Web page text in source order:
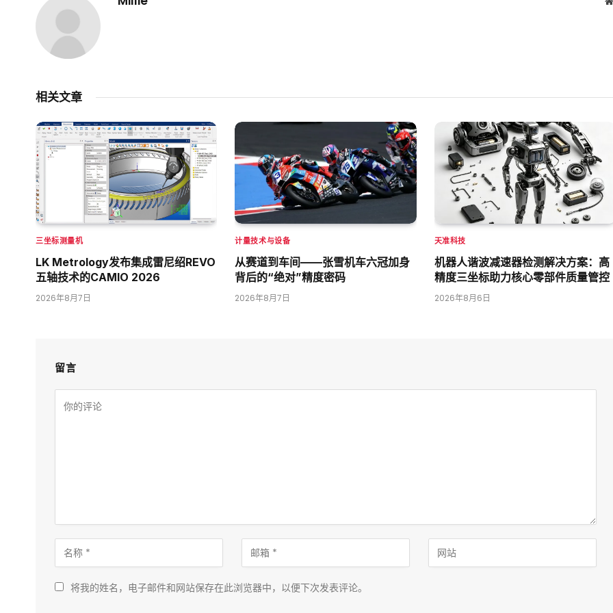
相关文章
三坐标测量机
LK Metrology发布集成雷尼绍REVO
五轴技术的CAMIO 2026
2026年8月7日
计量技术与设备
从赛道到车间——张雪机车六冠加身
背后的“绝对”精度密码
2026年8月7日
天准科技
机器人谐波减速器检测解决方案：高
精度三坐标助力核心零部件质量管控
2026年8月6日
留言
将我的姓名，电子邮件和网站保存在此浏览器中，以便下次发表评论。